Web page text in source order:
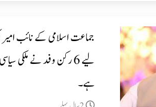
جماعت اسلامی کے نائب
لیے 6 رکن وفد نے ملکی
ہے۔